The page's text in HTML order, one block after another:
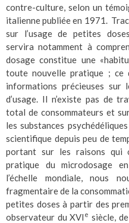
contre-culture, selon un
italienne publiée en 1971.
sur l’usage de petites
servira notamment à
dosage constitue une
toute nouvelle pratique ; ce
informations précieuses sur
d’usage. Il n’existe pas de
total de consommateurs et
les substances
scientifique depuis peu de
portant sur les raisons qui
pratique du microdosage
l’échelle mondiale, nous
fragmentaire de la
petites doses à partir des
observateur du XVI e siècle,